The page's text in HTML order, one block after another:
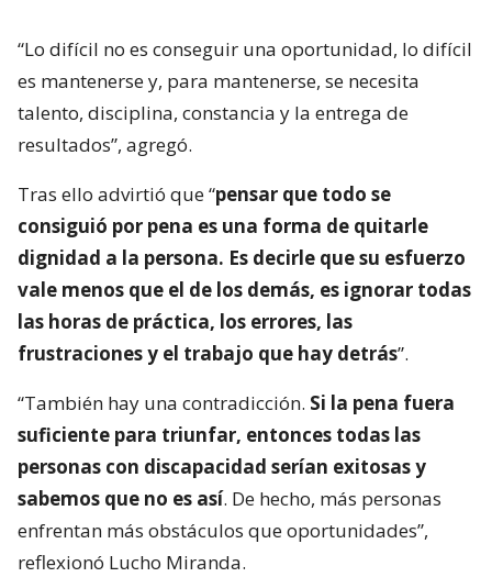
“Lo difícil no es conseguir una oportunidad, lo difícil
es mantenerse y, para mantenerse, se necesita
talento, disciplina, constancia y la entrega de
resultados”, agregó.
Tras ello advirtió que “pensar que todo se
consiguió por pena es una forma de quitarle
dignidad a la persona. Es decirle que su esfuerzo
vale menos que el de los demás, es ignorar todas
las horas de práctica, los errores, las
frustraciones y el trabajo que hay detrás”.
“También hay una contradicción. Si la pena fuera
suficiente para triunfar, entonces todas las
personas con discapacidad serían exitosas y
sabemos que no es así. De hecho, más personas
enfrentan más obstáculos que oportunidades”,
reflexionó Lucho Miranda.